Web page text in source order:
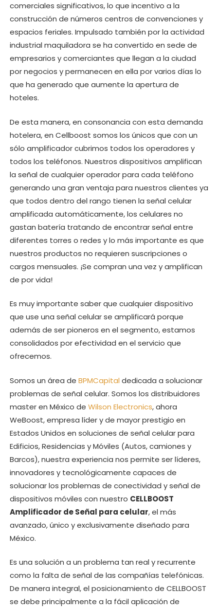
comerciales significativos, lo que incentivo a la
construcción de números centros de convenciones y
espacios feriales. Impulsado también por la actividad
industrial maquiladora se ha convertido en sede de
empresarios y comerciantes que llegan a la ciudad
por negocios y permanecen en ella por varios días lo
que ha generado que aumente la apertura de
hoteles.
De esta manera, en consonancia con esta demanda
hotelera, en Cellboost somos los únicos que con un
sólo amplificador cubrimos todos los operadores y
todos los teléfonos. Nuestros dispositivos amplifican
la señal de cualquier operador para cada teléfono
generando una gran ventaja para nuestros clientes ya
que todos dentro del rango tienen la señal celular
amplificada automáticamente, los celulares no
gastan batería tratando de encontrar señal entre
diferentes torres o redes y lo más importante es que
nuestros productos no requieren suscripciones o
cargos mensuales. ¡Se compran una vez y amplifican
de por vida!
Es muy importante saber que cualquier dispositivo
que use una señal celular se amplificará porque
además de ser pioneros en el segmento, estamos
consolidados por efectividad en el servicio que
ofrecemos.
Somos un área de BPMCapital dedicada a solucionar
problemas de señal celular. Somos los distribuidores
master en México de Wilson Electronics, ahora
WeBoost, empresa líder y de mayor prestigio en
Estados Unidos en soluciones de señal celular para
Edificios, Residencias y Móviles (Autos, camiones y
Barcos), nuestra experiencia nos permite ser líderes,
innovadores y tecnológicamente capaces de
solucionar los problemas de conectividad y señal de
dispositivos móviles con nuestro CELLBOOST
Amplificador de Señal para celular, el más
avanzado, único y exclusivamente diseñado para
México.
Es una solución a un problema tan real y recurrente
como la falta de señal de las compañías telefónicas.
De manera integral, el posicionamiento de CELLBOOST
se debe principalmente a la fácil aplicación de